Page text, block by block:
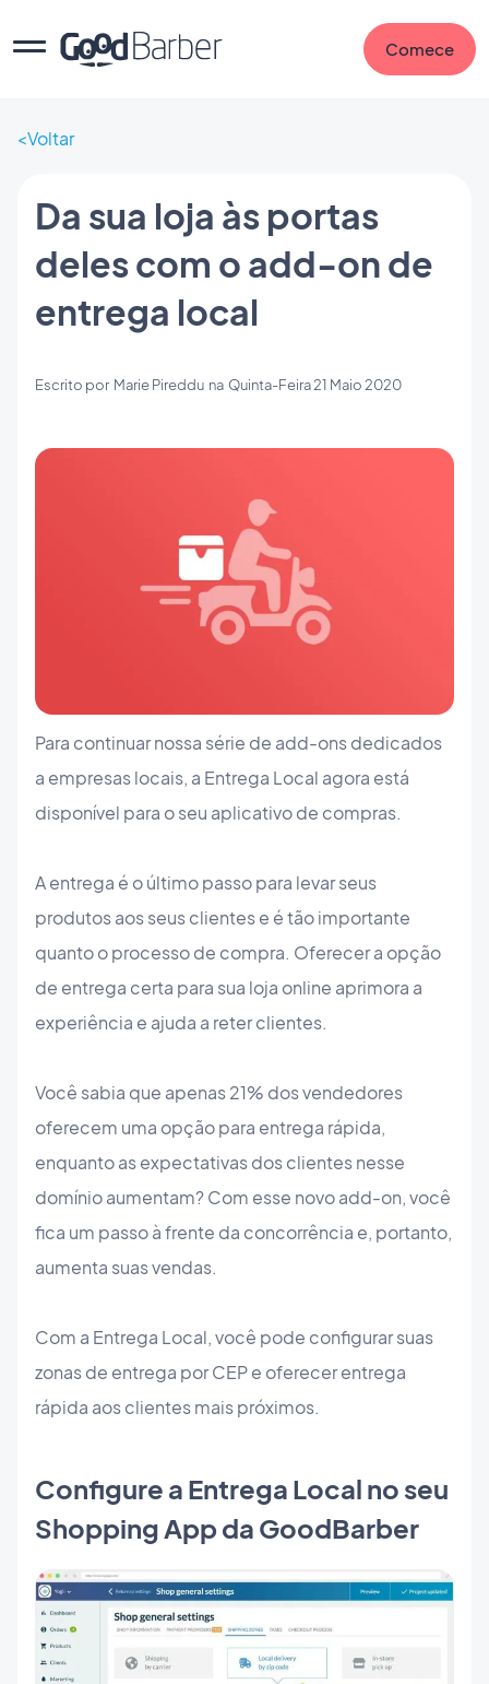
Comece
Voltar
Da sua loja às portas
deles com o add-on de
entrega local
Escrito por Marie Pireddu na Quinta-Feira 21 Maio 2020
Para continuar nossa série de add-ons dedicados
a empresas locais, a Entrega Local agora está
disponível para o seu aplicativo de compras.
A entrega é o último passo para levar seus
produtos aos seus clientes e é tão importante
quanto o processo de compra. Oferecer a opção
de entrega certa para sua loja online aprimora a
experiência e ajuda a reter clientes.
Você sabia que apenas 21% dos vendedores
oferecem uma opção para entrega rápida,
enquanto as expectativas dos clientes nesse
domínio aumentam? Com esse novo add-on, você
fica um passo à frente da concorrência e, portanto,
aumenta suas vendas.
Com a Entrega Local, você pode configurar suas
zonas de entrega por CEP e oferecer entrega
rápida aos clientes mais próximos.
Configure a Entrega Local no seu
Shopping App da GoodBarber